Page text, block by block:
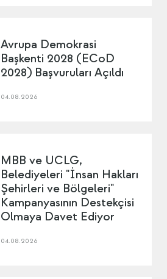
Avrupa Demokrasi
Başkenti 2028 (ECoD
2028) Başvuruları Açıldı
04.08.2026
MBB ve UCLG,
Belediyeleri "İnsan Hakları
Şehirleri ve Bölgeleri"
Kampanyasının Destekçisi
Olmaya Davet Ediyor
04.08.2026